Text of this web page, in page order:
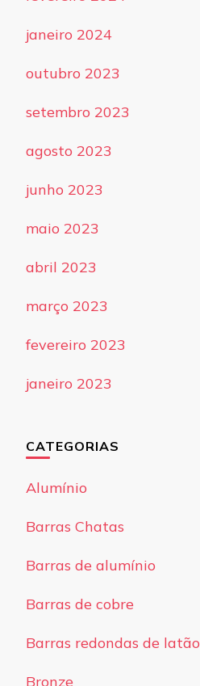
janeiro 2024
outubro 2023
setembro 2023
agosto 2023
junho 2023
maio 2023
abril 2023
março 2023
fevereiro 2023
janeiro 2023
CATEGORIAS
Alumínio
Barras Chatas
Barras de alumínio
Barras de cobre
Barras redondas de latão
Bronze